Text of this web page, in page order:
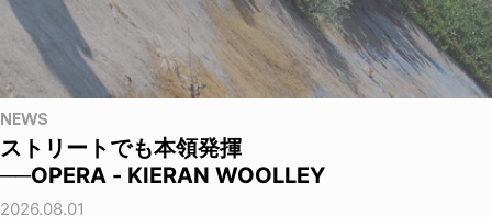
NEWS
ストリートでも本領発揮
──OPERA - KIERAN WOOLLEY
2026.08.01